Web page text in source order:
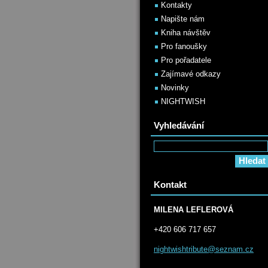
Kontakty
Napište nám
Kniha návštěv
Pro fanoušky
Pro pořadatele
Zajímavé odkazy
Novinky
NIGHTWISH
Vyhledávání
Kontakt
MILENA LEFLEROVÁ
+420 606 717 657
nightwis htribute@seznam.cz